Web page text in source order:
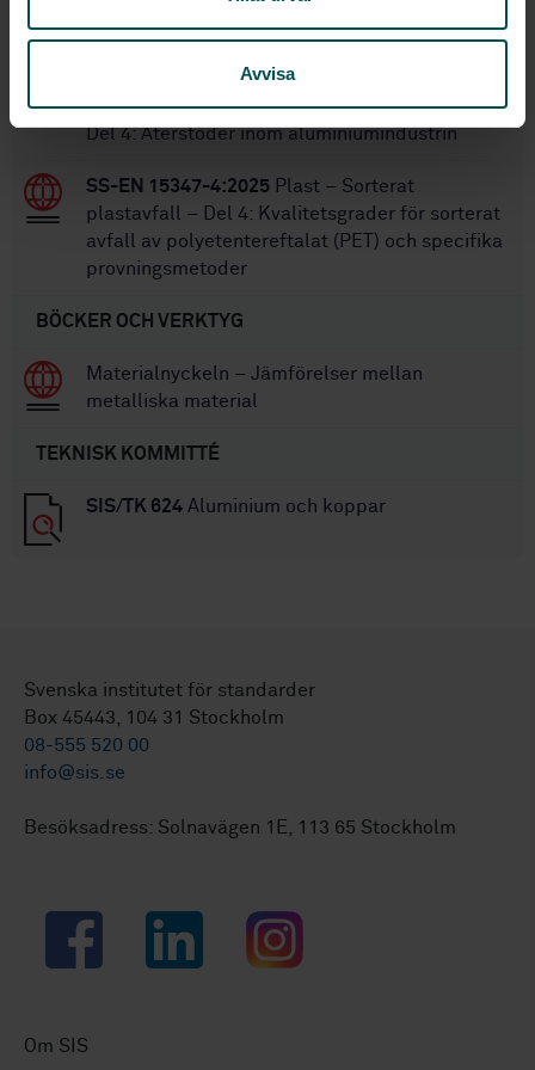
Avvisa
industriell produktion (PIR)
SS-EN 12258-4:2005Aluminium och
aluminiumlegeringar - Termer och definitioner -
Del 4: Återstoder inom aluminiumindustrin
SS-EN 15347-4:2025 Plast – Sorterat
plastavfall – Del 4: Kvalitetsgrader för sorterat
avfall av polyetentereftalat (PET) och specifika
provningsmetoder
BÖCKER OCH VERKTYG
Materialnyckeln – Jämförelser mellan
metalliska material
TEKNISK KOMMITTÉ
SIS/TK 624 Aluminium och koppar
Svenska institutet för standarder
Box 45443, 104 31 Stockholm
08-555 520 00
info@sis.se
Besöksadress: Solnavägen 1E, 113 65 Stockholm
Facebook LinkedIn Instagram
Om SIS